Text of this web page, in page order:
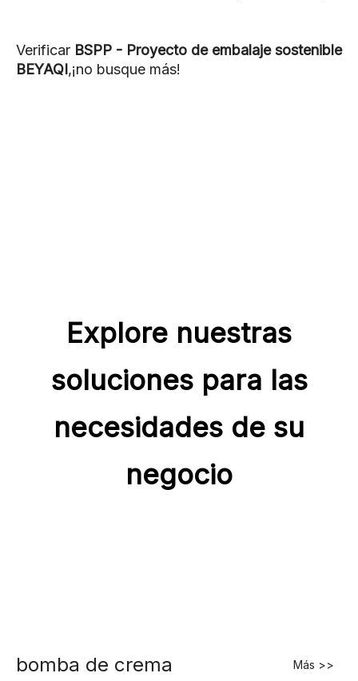
Verificar BSPP - Proyecto de embalaje sostenible
BEYAQI,¡no busque más!
Explore nuestras
soluciones para las
necesidades de su
negocio
bomba de crema Más >>